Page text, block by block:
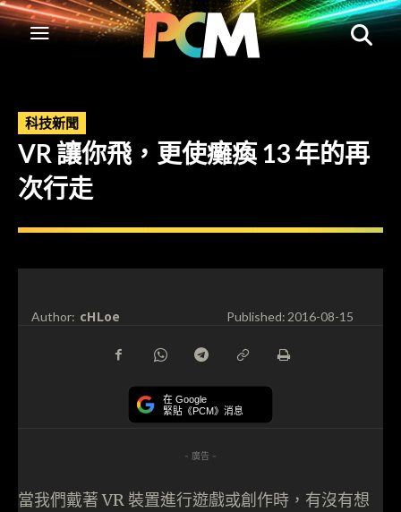
科技新聞
VR 讓你飛，更使癱瘓 13 年的再
次行走
Author: cHLoe Published:2016-08-15
在 Google
緊貼《PCM》消息
- 廣告 -
當我們戴著 VR 裝置進行遊戲或創作時，有沒有想